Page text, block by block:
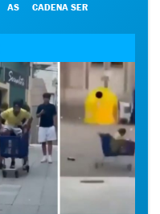
AS CADENA SER